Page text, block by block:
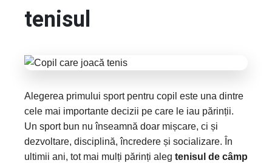
tenisul
Alegerea primului sport pentru copil este una dintre
cele mai importante decizii pe care le iau părinții.
Un sport bun nu înseamnă doar mișcare, ci și
dezvoltare, disciplină, încredere și socializare. În
ultimii ani, tot mai mulți părinți aleg tenisul de câmp